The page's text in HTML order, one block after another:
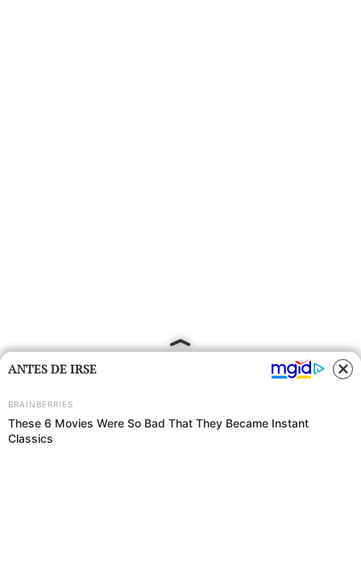
ANTES DE IRSE